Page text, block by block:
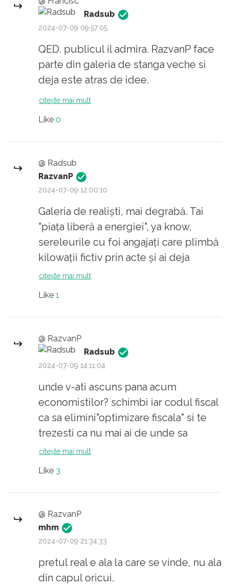
fac economistii de succes! analizeaza
proiectele unora dupa ce banuiesc ei.
(oare pe la ASE asa se invata acum)
"cât de cât decentă, de 60m²," a zis
simion ceva de suprafata? si uite asa
cu unul care isi da cu parerea si unul
care il publica, ajunge suporterul
guraliv bagat in seama de lume.
Radsub
2024-07-09 09:57:05
QED. publicul il admira. RazvanP face
parte din galeria de stanga veche si
deja este atras de idee.
citește mai mult
Like 0
@ Radsub
RazvanP
2024-07-09 12:00:10
Galeria de realiști, mai degrabă. Tai
"piața liberă a energiei", ya know,
sereleurile cu foi angajați care plimbă
kilowații fictiv prin acte și ai deja
energia la jumătate de preț. Mai
construcție la jumătate. Rămâne mâna
de lucru, dacă nu mai umpli Europa
cu muncitori ieftini pentru alții îți
permiți și mâna de lucru ieftină ÎN
ȚARĂ...
Și ce să vezi, iese metrul pătrat la
prețul REAL, mu povești!
Dar, ca să te liniștești, nu cred că are
așa că da, tot ce zice e doar vorbărie.
citește mai mult
Like 1
@ RazvanP
Radsub
2024-07-09 14:11:04
unde v-ati ascuns pana acum
economistilor? schimbi iar codul fiscal
ca sa elimini"optimizare fiscala" si te
trezesti ca nu mai ai de unde sa
cumperi. "muncitori ieftini pentru
la altii?
citește mai mult
Like 3
@ RazvanP
mhm
2024-07-09 21:34:33
pretul real e ala la care se vinde, nu ala
din capul oricui.